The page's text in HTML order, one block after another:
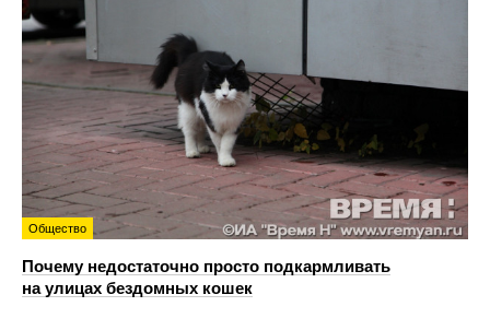
Общество
Почему недостаточно просто подкармливать
на улицах бездомных кошек